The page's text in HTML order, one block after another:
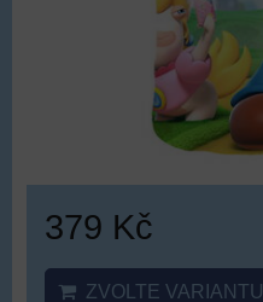
379 Kč
ZVOLTE VARIANTU